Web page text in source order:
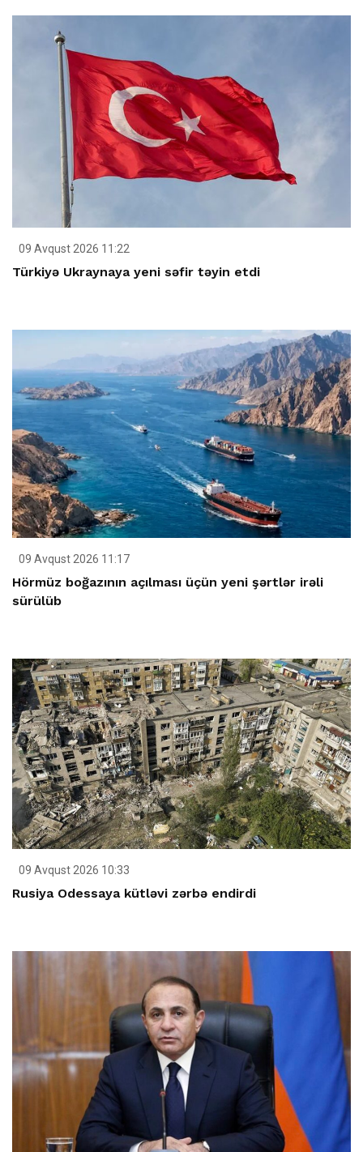
09 Avqust 2026 11:22
Türkiyə Ukraynaya yeni səfir təyin etdi
09 Avqust 2026 11:17
Hörmüz boğazının açılması üçün yeni şərtlər irəli
sürülüb
09 Avqust 2026 10:33
Rusiya Odessaya kütləvi zərbə endirdi